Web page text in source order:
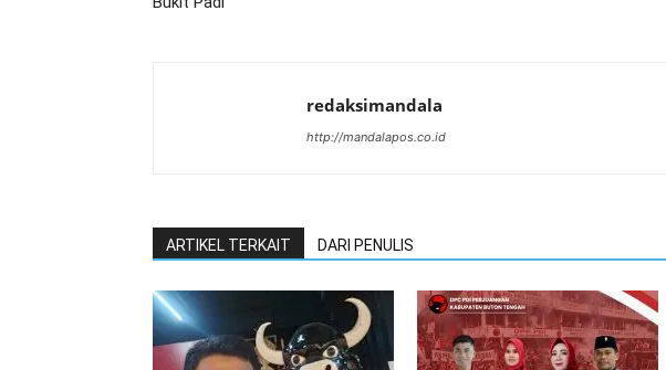
redaksimandala
http://mandalapos.co.id
ARTIKEL TERKAIT DARI PENULIS